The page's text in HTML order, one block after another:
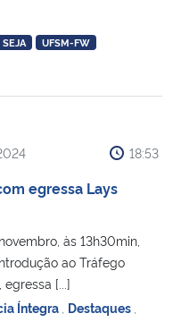
SEJA UFSM-FW
18:53
egressa Lays
às 13h30min,
ao Tráfego
[...]
Íntegra Destaques